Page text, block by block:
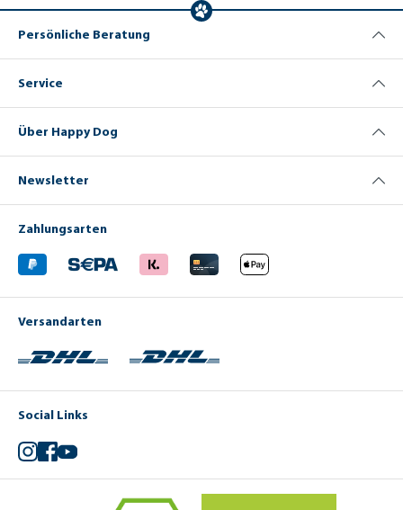
Persönliche Beratung
Service
Über Happy Dog
Newsletter
Zahlungsarten
Versandarten
Social Links
Instagram
Facebook
YouTube